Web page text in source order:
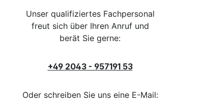
Unser qualifiziertes Fachpersonal
freut sich über Ihren Anruf und
berät Sie gerne:
+49 2043 - 957191 53
Oder schreiben Sie uns eine E-Mail: